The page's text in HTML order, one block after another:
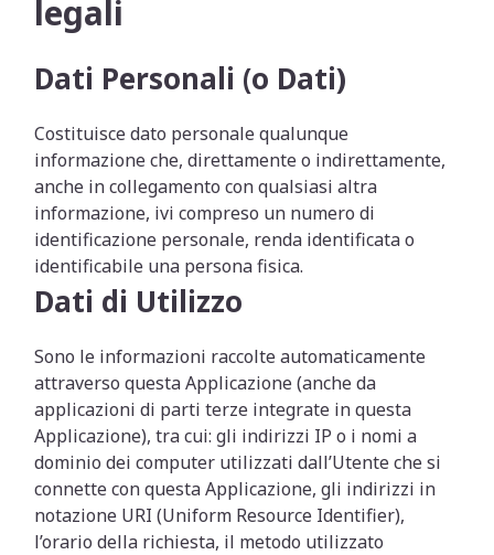
legali
Dati Personali (o Dati)
Costituisce dato personale qualunque
informazione che, direttamente o indirettamente,
anche in collegamento con qualsiasi altra
informazione, ivi compreso un numero di
identificazione personale, renda identificata o
identificabile una persona fisica.
Dati di Utilizzo
Sono le informazioni raccolte automaticamente
attraverso questa Applicazione (anche da
applicazioni di parti terze integrate in questa
Applicazione), tra cui: gli indirizzi IP o i nomi a
dominio dei computer utilizzati dall’Utente che si
connette con questa Applicazione, gli indirizzi in
notazione URI (Uniform Resource Identifier),
l’orario della richiesta, il metodo utilizzato